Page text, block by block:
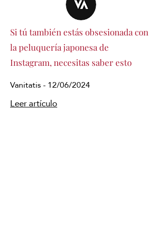
Si tú también estás obsesionada con
la peluquería japonesa de
Instagram, necesitas saber esto
Vanitatis - 12/06/2024
Leer artículo